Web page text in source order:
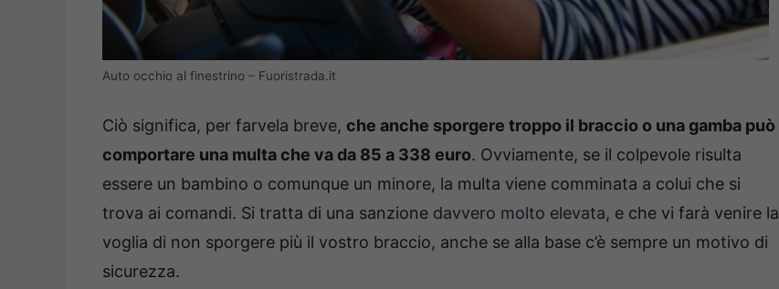
Auto occhio al finestrino – Fuoristrada.it
Ciò significa, per farvela breve, che anche sporgere troppo il braccio o una gamba può
comportare una multa che va da 85 a 338 euro. Ovviamente, se il colpevole risulta
essere un bambino o comunque un minore, la multa viene comminata a colui che si
trova ai comandi. Si tratta di una sanzione davvero molto elevata, e che vi farà venire la
voglia di non sporgere più il vostro braccio, anche se alla base c’è sempre un motivo di
sicurezza.